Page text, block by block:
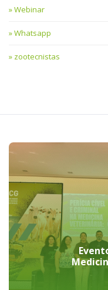
Webinar
Whatsapp
zootecnistas